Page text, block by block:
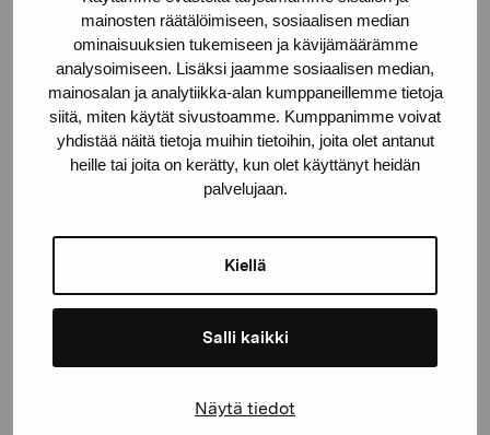
mainosten räätälöimiseen, sosiaalisen median
ominaisuuksien tukemiseen ja kävijämäärämme
analysoimiseen. Lisäksi jaamme sosiaalisen median,
mainosalan ja analytiikka-alan kumppaneillemme tietoja
siitä, miten käytät sivustoamme. Kumppanimme voivat
yhdistää näitä tietoja muihin tietoihin, joita olet antanut
heille tai joita on kerätty, kun olet käyttänyt heidän
palvelujaan.
Kiellä
Salli kaikki
Näytä tiedot
Pro Artibus Foundation
Gustav Wasas gata 11
10600 Ekenäs
proartibus@proartibus.fi